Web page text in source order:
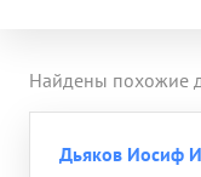
Найдены похожие
Дьяков Иосиф